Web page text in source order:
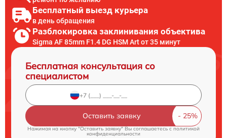
Бесплатный выезд курьера
в день обращения
Разблокировка заклинивания объектива
Sigma AF 85mm F1.4 DG HSM Art от 35 минут
Бесплатная консультация со
специалистом
Оставить заявку
Нажимая на кнопку "Оставить заявку" Вы соглашаетесь c политикой
конфиденциальности